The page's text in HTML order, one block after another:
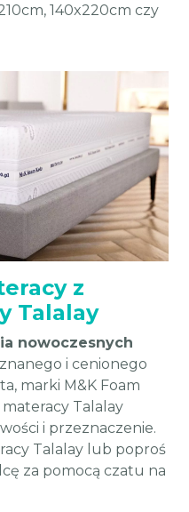
140x220cm czy
z
Talalay
nowoczesnych
i cenionego
marki M&K Foam
materacy Talalay
i przeznaczenie.
Talalay lub poproś
za pomocą czatu na